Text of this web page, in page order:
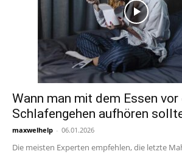
Wann man mit dem Essen vor
Schlafengehen aufhören
maxwelhelp - 06.01.2026
Die meisten Experten empfehlen, die letzte